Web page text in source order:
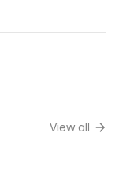
View all